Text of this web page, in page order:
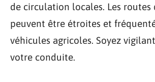
de circulation locales. Les routes
peuvent être étroites et
véhicules agricoles. Soyez
votre conduite.